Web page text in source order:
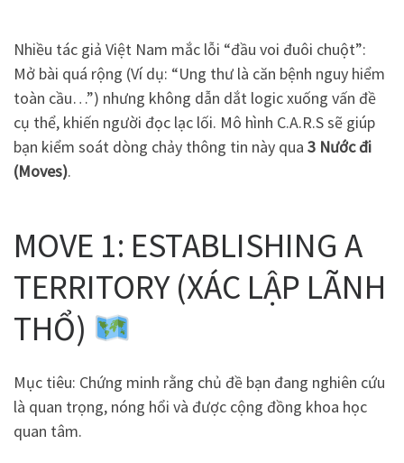
Nhiều tác giả Việt Nam mắc lỗi “đầu voi đuôi chuột”:
Mở bài quá rộng (Ví dụ: “Ung thư là căn bệnh nguy hiểm
toàn cầu…”) nhưng không dẫn dắt logic xuống vấn đề
cụ thể, khiến người đọc lạc lối. Mô hình C.A.R.S sẽ giúp
bạn kiểm soát dòng chảy thông tin này qua 3 Nước đi
(Moves).
MOVE 1: ESTABLISHING A
TERRITORY (XÁC LẬP LÃNH
THỔ)
Mục tiêu: Chứng minh rằng chủ đề bạn đang nghiên cứu
là quan trọng, nóng hổi và được cộng đồng khoa học
quan tâm.